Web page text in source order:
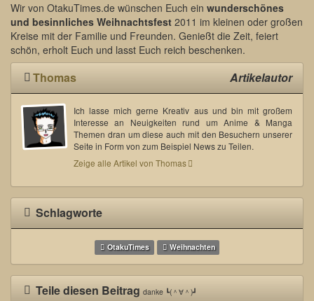
Wir von OtakuTimes.de wünschen Euch ein wunderschönes
und besinnliches Weihnachtsfest 2011 im kleinen oder großen
Kreise mit der Familie und Freunden. Genießt die Zeit, feiert
schön, erholt Euch und lasst Euch reich beschenken.
Thomas Artikelautor
Ich lasse mich gerne Kreativ aus und bin mit großem
Interesse an Neuigkeiten rund um Anime & Manga
Themen dran um diese auch mit den Besuchern unserer
Seite in Form von zum Beispiel News zu Teilen.
Zeige alle Artikel von Thomas
Schlagworte
OtakuTimes Weihnachten
Teile diesen Beitragdanke ┗(＾∀＾)┛